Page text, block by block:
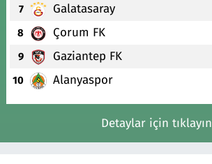
7 Galatasaray
8 Çorum FK
9 Gaziantep FK
10 Alanyaspor
Detaylar için tıklayın